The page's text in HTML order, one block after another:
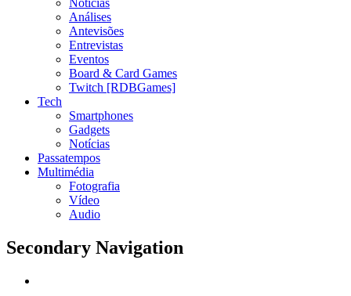
Análises
Antevisões
Entrevistas
Eventos
Board & Card Games
Twitch [RDBGames]
Tech
Smartphones
Gadgets
Notícias
Passatempos
Multimédia
Fotografia
Vídeo
Audio
Secondary Navigation